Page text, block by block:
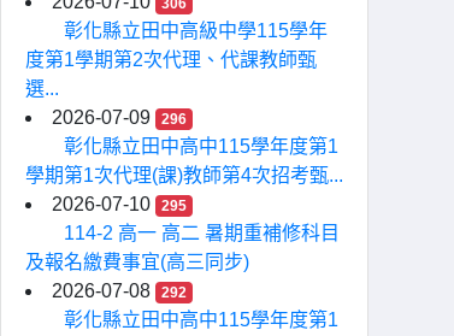
306
彰化縣立田中高級中學115學年
度第1學期第2次代理、代課教師甄
選...
2026-07-09
296
彰化縣立田中高中115學年度第1
學期第1次代理(課)教師第4次招考甄...
2026-07-10
295
114-2 高一 高二 暑期重補修科目
及報名繳費事宜(高三同步)
2026-07-08
292
彰化縣立田中高中115學年度第1